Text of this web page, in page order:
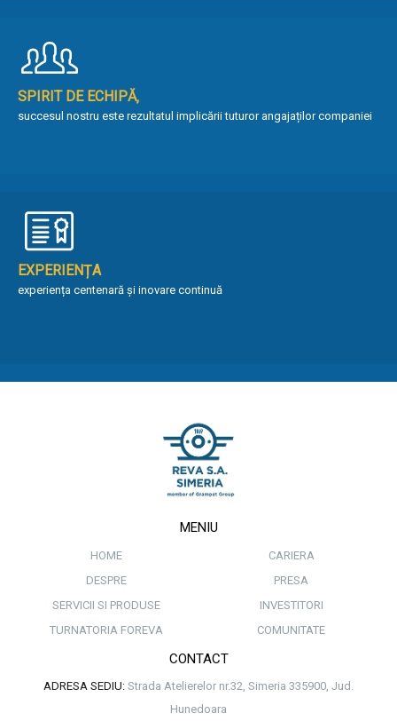
SPIRIT DE ECHIPĂ‚
succesul nostru este rezultatul implicării tuturor angajaților companiei
EXPERIENȚA
experiența centenară și inovare continuă
MENIU
HOME
DESPRE
SERVICII SI PRODUSE
TURNATORIA FOREVA
CARIERA
PRESA
INVESTITORI
COMUNITATE
CONTACT
ADRESA SEDIU: Strada Atelierelor nr.32, Simeria 335900, Jud.
Hunedoara